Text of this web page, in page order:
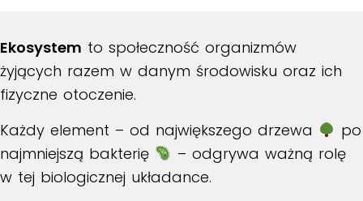
Ekosystem to społeczność organizmów
żyjących razem w danym środowisku oraz ich
fizyczne otoczenie.
Każdy element – od największego drzewa
po
najmniejszą bakterię
– odgrywa ważną rolę
w tej biologicznej układance.